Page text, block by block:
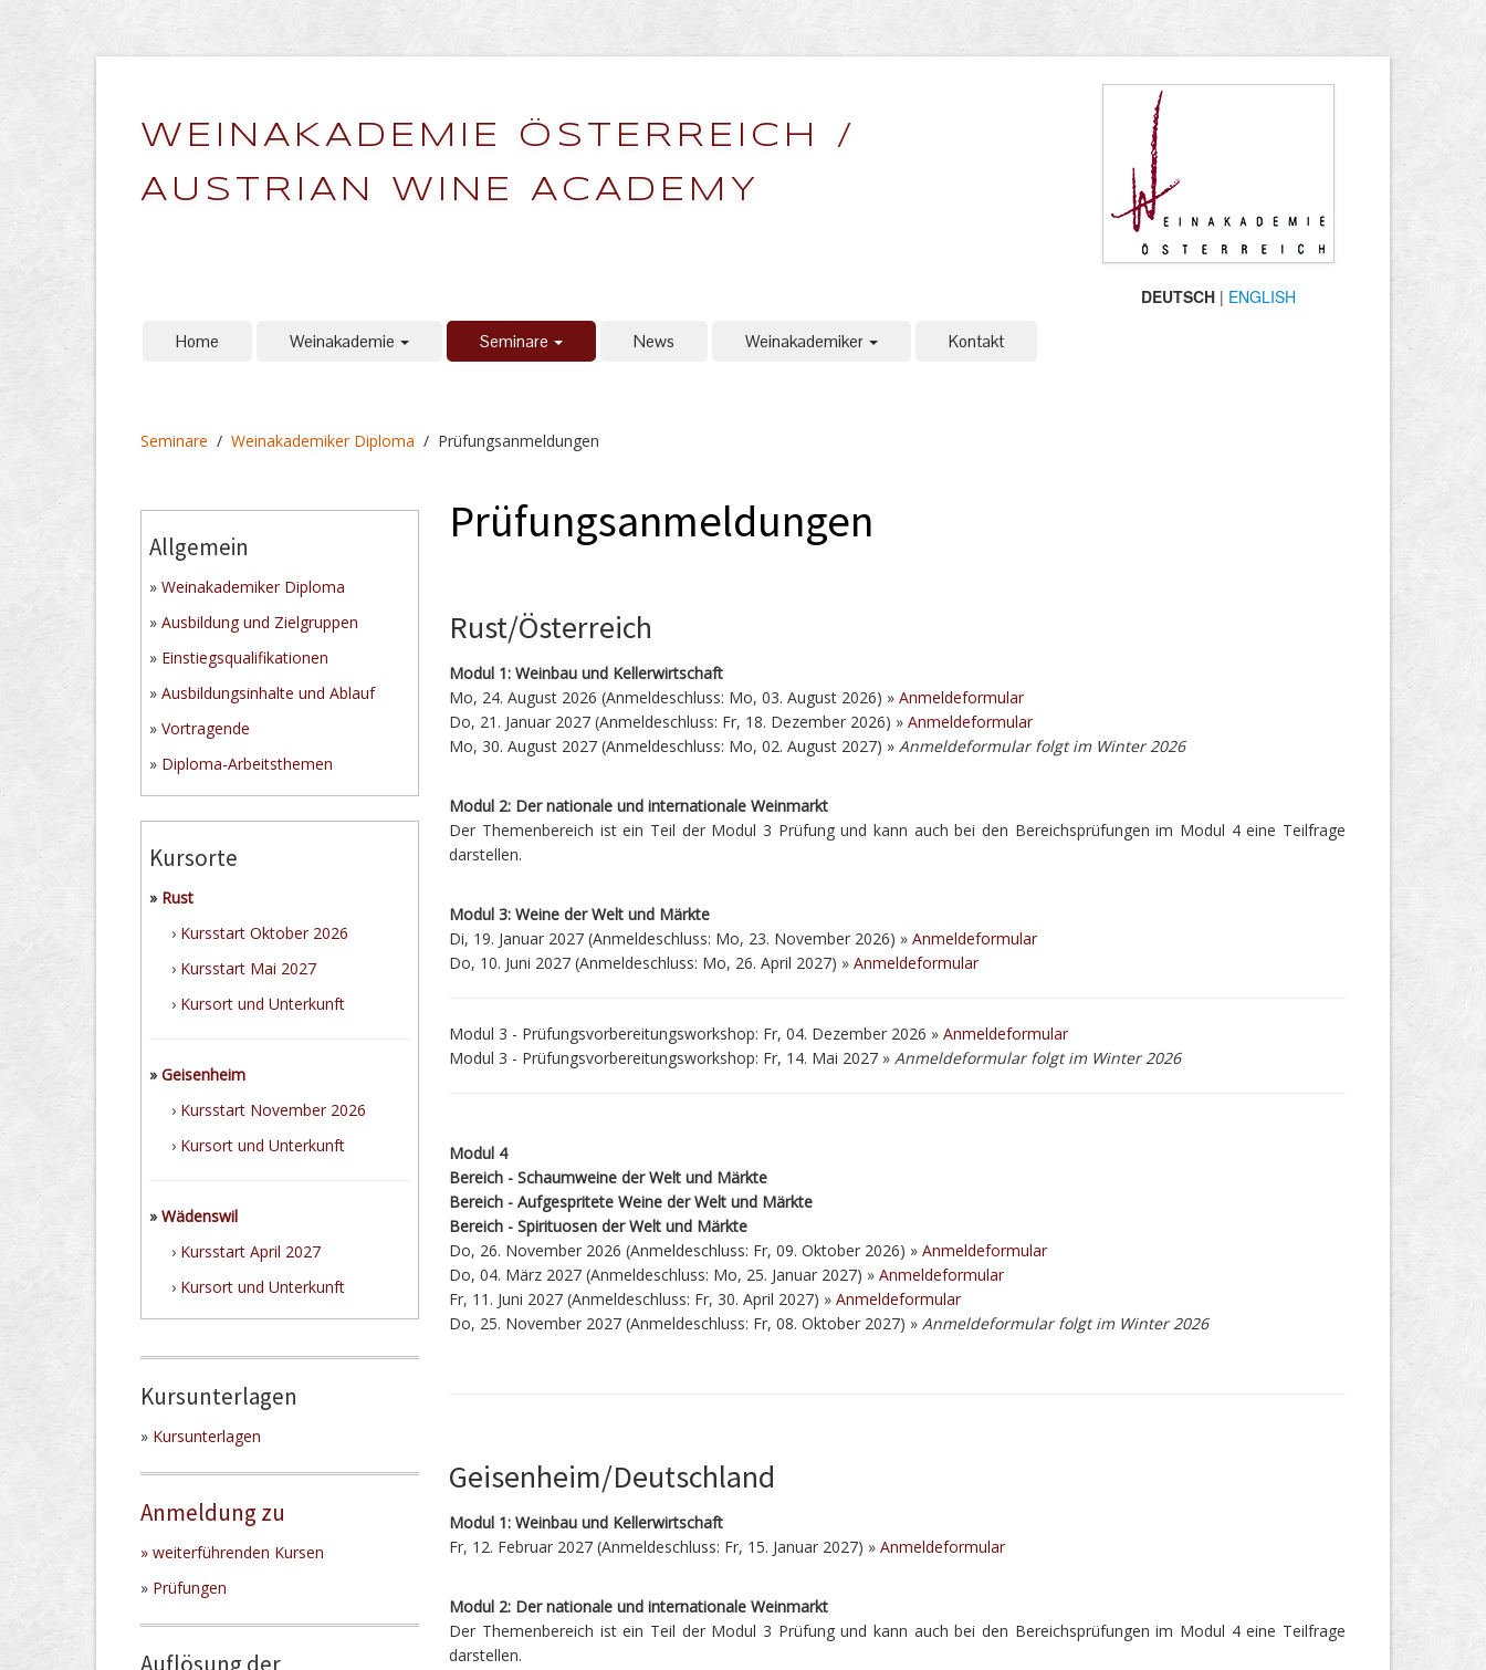
DEUTSCH | ENGLISH
WEINAKADEMIE ÖSTERREICH /
AUSTRIAN WINE ACADEMY
Home Weinakademie Seminare News Weinakademiker Kontakt
Seminare / Weinakademiker Diploma / Prüfungsanmeldungen
Allgemein
» Weinakademiker Diploma
» Ausbildung und Zielgruppen
» Einstiegsqualifikationen
» Ausbildungsinhalte und Ablauf
» Vortragende
» Diploma-Arbeitsthemen
Kursorte
» Rust
› Kursstart Oktober 2026
› Kursstart Mai 2027
› Kursort und Unterkunft
» Geisenheim
› Kursstart November 2026
› Kursort und Unterkunft
» Wädenswil
› Kursstart April 2027
› Kursort und Unterkunft
Kursunterlagen
» Kursunterlagen
Anmeldung zu
» weiterführenden Kursen
» Prüfungen
Auflösung der
Prüfungsanmeldungen
Rust/Österreich
Modul 1: Weinbau und Kellerwirtschaft
Mo, 24. August 2026 (Anmeldeschluss: Mo, 03. August 2026) »Anmeldeformular
Do, 21. Januar 2027 (Anmeldeschluss: Fr, 18. Dezember 2026) »Anmeldeformular
Mo, 30. August 2027 (Anmeldeschluss: Mo, 02. August 2027) »Anmeldeformular folgt im Winter 2026
Modul 2: Der nationale und internationale Weinmarkt
Der Themenbereich ist ein Teil der Modul 3 Prüfung und kann auch bei den Bereichsprüfungen im Modul 4 eine Teilfrage
darstellen.
Modul 3: Weine der Welt und Märkte
Di, 19. Januar 2027 (Anmeldeschluss: Mo, 23. November 2026) »Anmeldeformular
Do, 10. Juni 2027 (Anmeldeschluss: Mo, 26. April 2027) »Anmeldeformular
Modul 3 - Prüfungsvorbereitungsworkshop: Fr, 04. Dezember 2026 »Anmeldeformular
Modul 3 - Prüfungsvorbereitungsworkshop: Fr, 14. Mai 2027 »Anmeldeformular folgt im Winter 2026
Modul 4
Bereich - Schaumweine der Welt und Märkte
Bereich - Aufgespritete Weine der Welt und Märkte
Bereich - Spirituosen der Welt und Märkte
Do, 26. November 2026 (Anmeldeschluss: Fr, 09. Oktober 2026) »Anmeldeformular
Do, 04. März 2027 (Anmeldeschluss: Mo, 25. Januar 2027) »Anmeldeformular
Fr, 11. Juni 2027 (Anmeldeschluss: Fr, 30. April 2027) »Anmeldeformular
Do, 25. November 2027 (Anmeldeschluss: Fr, 08. Oktober 2027) »Anmeldeformular folgt im Winter 2026
Geisenheim/Deutschland
Modul 1: Weinbau und Kellerwirtschaft
Fr, 12. Februar 2027 (Anmeldeschluss: Fr, 15. Januar 2027) »Anmeldeformular
Modul 2: Der nationale und internationale Weinmarkt
Der Themenbereich ist ein Teil der Modul 3 Prüfung und kann auch bei den Bereichsprüfungen im Modul 4 eine Teilfrage
darstellen.